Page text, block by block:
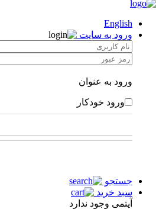
English
ورود به سایت
ورود به عنوان
ورود خودکار
جستجو
سبد خرید
آیتمی وجود ندارد